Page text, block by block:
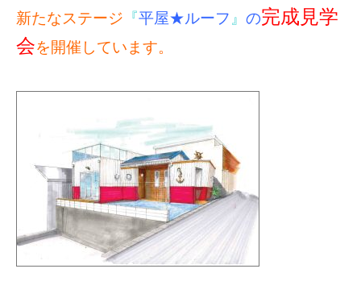
新たなステージ 『平屋★ルーフ 』 の完成見学
会を開催しています。